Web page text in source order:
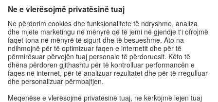
Komuniteti “Gjermanisht për ty”
Ushtro gjermanisht falas
Kurse gjermanisht të Goethe-Institutit
Portali për mësuesit „Deutschstunde“
Privatësia dhe Qasja pa pengesa